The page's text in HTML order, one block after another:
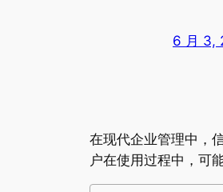
6 月 3,
在现代企业管理中，
户在使用过程中，可